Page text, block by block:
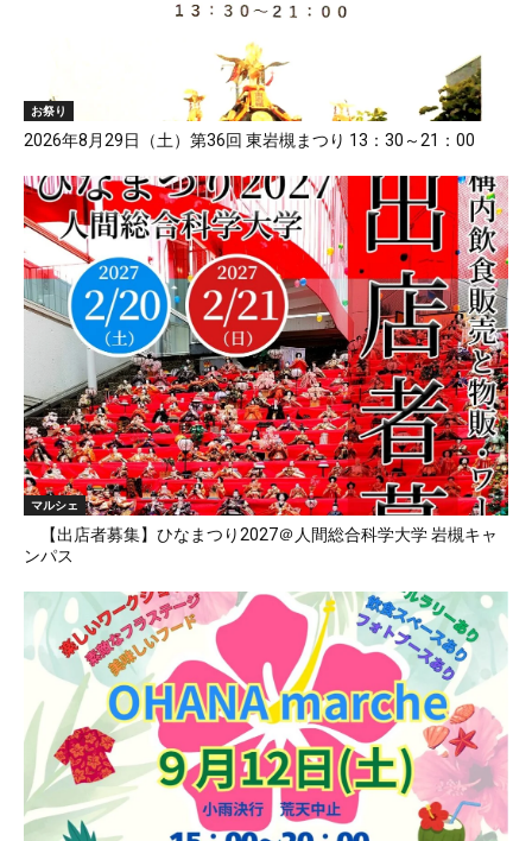
お祭り
2026年8月29日（土）第36回 東岩槻まつり 13：30～21：00
マルシェ
【出店者募集】ひなまつり2027＠人間総合科学大学 岩槻キャ
ンパス